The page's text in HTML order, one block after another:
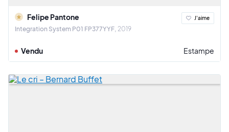
Felipe Pantone
Integration System P01 FP377YYF 2019
J'aime
Vendu Estampe